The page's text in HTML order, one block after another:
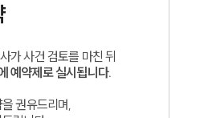
가 사건 검토를 마친 뒤
예약제로 실시됩니다.
권유드리며,